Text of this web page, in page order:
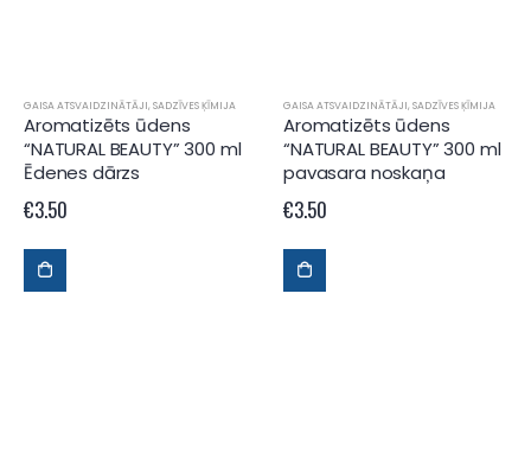
GAISA ATSVAIDZINĀTĀJI, SADZĪVES ĶĪMIJA
Aromatizēts ūdens
“NATURAL BEAUTY” 300 ml
Ēdenes dārzs
€3.50
GAISA ATSVAIDZINĀTĀJI, SADZĪVES ĶĪMIJA
Aromatizēts ūdens
“NATURAL BEAUTY” 300 ml
pavasara noskaņa
€3.50